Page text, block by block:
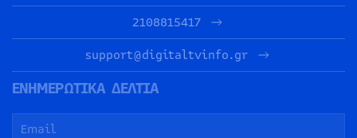
2108815417
support@digitaltvinfo.gr
ΕΝΗΜΕΡΩΤΙΚΑ ΔΕΛΤΙΑ